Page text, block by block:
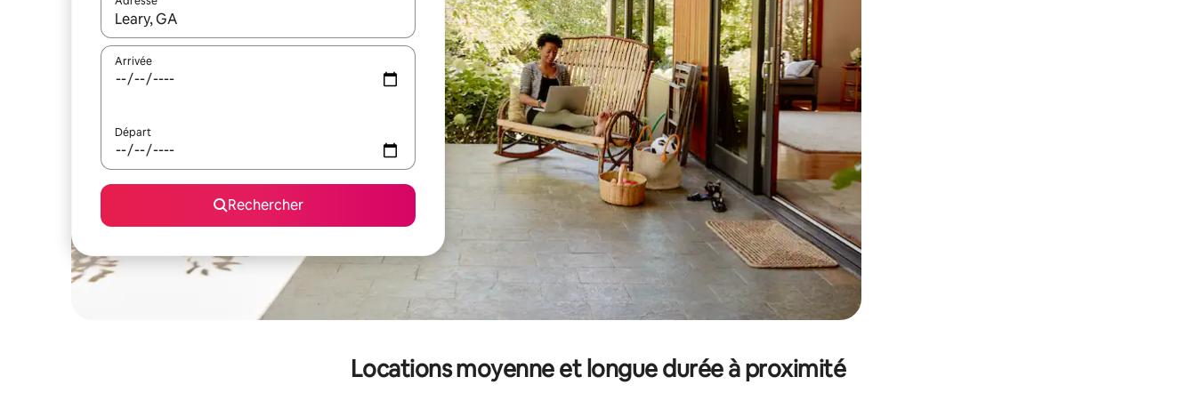
Lorsque les résultats s'affichent, utilisez les flèches vers le haut et vers le bas pour les parcourir ou en appuyant et en faisant glisser.
Arrivée
Départ
Rechercher
Locations moyenne et longue durée à proximité